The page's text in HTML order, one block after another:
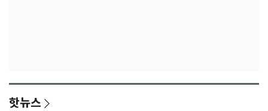
핫뉴스